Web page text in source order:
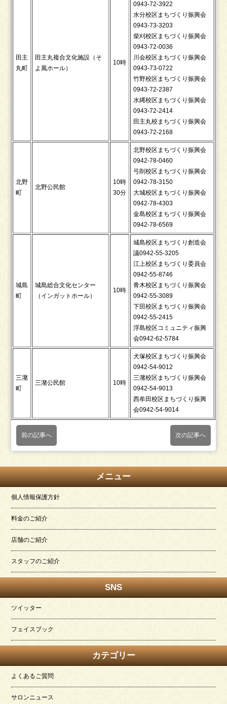
田主
丸町
田主丸複合文化施設（そ
よ風ホール）
10時
0943-72-3922
水分校区まちづくり振興会
0943-73-3203
柴刈校区まちづくり振興会
0943-72-0036
川会校区まちづくり振興会
0943-73-0722
竹野校区まちづくり振興会
0943-72-2387
水縄校区まちづくり振興会
0943-72-2414
田主丸校まちづくり振興会
0943-72-2168
北野
町
北野公民館
10時
30分
北野校区まちづくり振興会
0942-78-0460
弓削校区まちづくり振興会
0942-78-3150
大城校区まちづくり振興会
0942-78-4303
金島校区まちづくり振興会
0942-78-6569
城島
町
城島総合文化センター
（インガットホール）
10時
城島校区まちづくり創造会
議0942-55-3205
江上校区まちづくり委員会
0942-55-8746
青木校区まちづくり振興会
0942-55-3089
下田校区まちづくり振興会
0942-55-2415
浮島校区コミュニティ振興
会0942-62-5784
三潴
町
三潴公民館 10時
犬塚校区まちづくり振興会
0942-54-9012
三潴校区まちづくり振興会
0942-54-9013
西牟田校区まちづくり振興
会0942-54-9014
前の記事へ 次の記事へ
メニュー
個人情報保護方針
料金のご紹介
店舗のご紹介
スタッフのご紹介
SNS
ツイッター
フェイスブック
カテゴリー
よくあるご質問
サロンニュース